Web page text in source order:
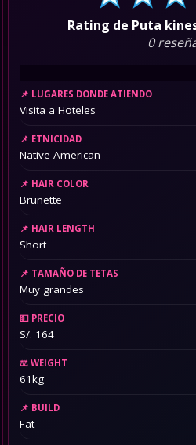
Rating de Puta
0
LUGARES DONDE ATIENDO
Visita a Hoteles
ETNICIDAD
Native American
HAIR COLOR
Brunette
HAIR LENGTH
Short
TAMAÑO DE TETAS
Muy grandes
PRECIO
S/. 164
WEIGHT
61kg
BUILD
Fat